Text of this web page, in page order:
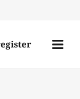
Menü